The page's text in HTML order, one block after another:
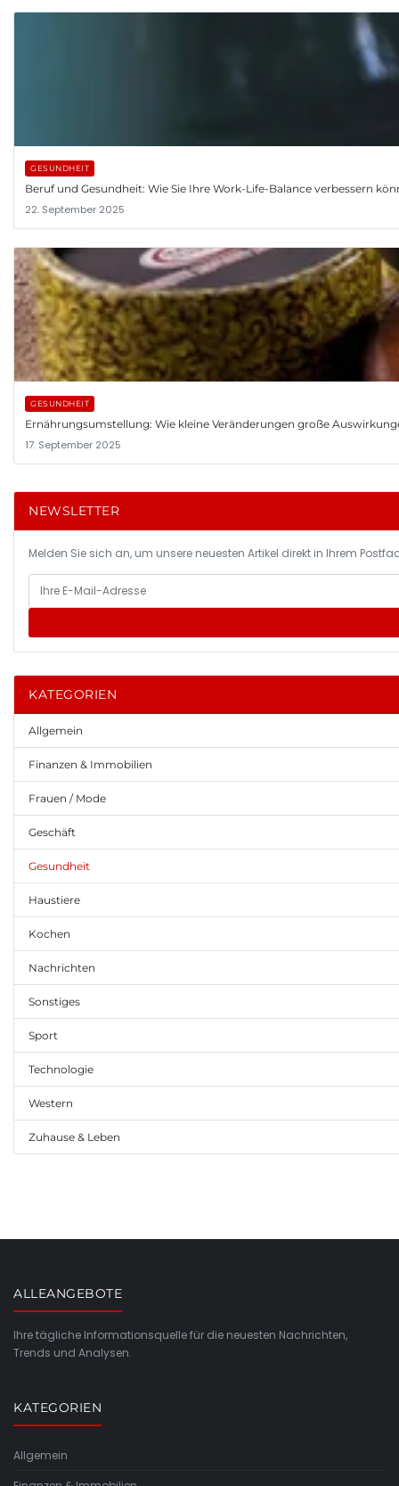
GESUNDHEIT
Beruf und Gesundheit: Wie Sie Ihre Work-Life-Balance verbessern
22. September 2025
GESUNDHEIT
Ernährungsumstellung: Wie kleine Veränderungen große
17. September 2025
NEWSLETTER
Melden Sie sich an, um unsere neuesten Artikel direkt in Ihrem
KATEGORIEN
Allgemein
Finanzen & Immobilien
Frauen / Mode
Geschäft
Gesundheit
Haustiere
Kochen
Nachrichten
Sonstiges
Sport
Technologie
Western
Zuhause & Leben
ALLEANGEBOTE
Ihre tägliche Informationsquelle für die neuesten Nachrichten,
Trends und Analysen.
KATEGORIEN
Allgemein